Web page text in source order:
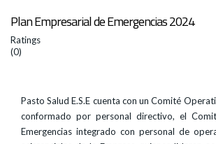
Plan Empresarial de Emergencias 2024
Ratings
(0)
Pasto Salud E.S.E cuenta con un Comité
conformado por personal directivo, el
Emergencias integrado con personal de